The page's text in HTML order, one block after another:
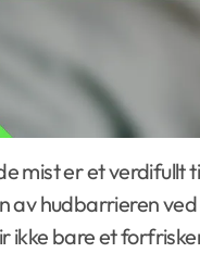
av hudbarrieren
ikke bare et